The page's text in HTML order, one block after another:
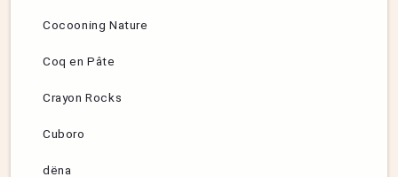
Cocooning Nature
Coq en Pâte
Crayon Rocks
Cuboro
dëna